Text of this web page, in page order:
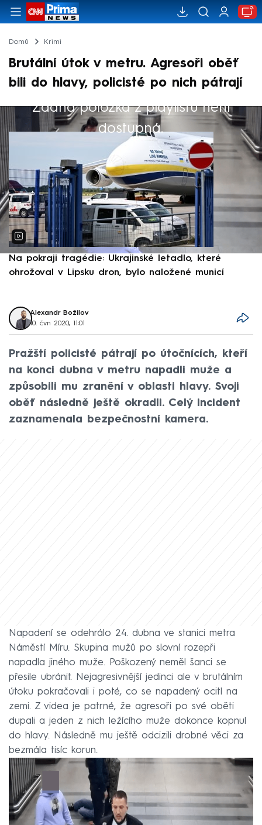
Domů Krimi
Brutální útok v metru. Agresoři oběť
bili do hlavy, policisté po nich pátrají
Žádná položka z playlistu není
dostupná.
Výběr redakce
Na pokraji tragédie: Ukrajinské letadlo, které
ohrožoval v Lipsku dron, bylo naložené municí
Alexandr Božilov
10. čvn 2020, 11:01
Pražští policisté pátrají po útočnících, kteří
na konci dubna v metru napadli muže a
způsobili mu zranění v oblasti hlavy. Svoji
oběť následně ještě okradli. Celý incident
zaznamenala bezpečnostní kamera.
Napadení se odehrálo 24. dubna ve stanici metra
Náměstí Míru. Skupina mužů po slovní rozepři
napadla jiného muže. Poškozený neměl šanci se
přesile ubránit. Nejagresivnější jedinci ale v brutálním
útoku pokračovali i poté, co se napadený ocitl na
zemi. Z videa je patrné, že agresoři po své oběti
dupali a jeden z nich ležícího muže dokonce kopnul
do hlavy. Následně mu ještě odcizili drobné věci za
bezmála tisíc korun.